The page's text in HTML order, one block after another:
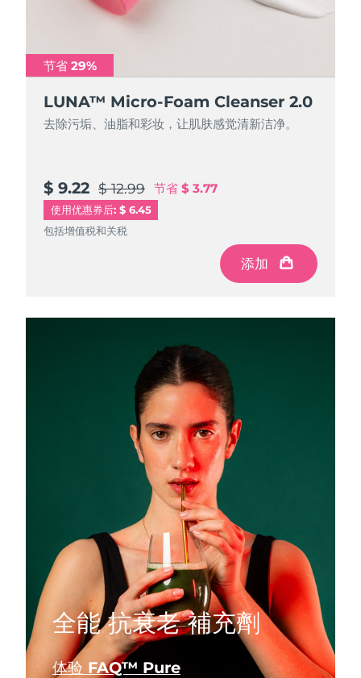
节省 29%
LUNA™ Micro-Foam Cleanser 2.0
去除污垢、油脂和彩妆，让肌肤感觉清新洁净。
$ 9.22 $ 12.99 节省 $ 3.77
使用优惠券后: $ 6.45
包括增值税和关税
添加
节省 29%
LUNA™ Micro-Foam Cleanser 2.0
去除污垢、油脂和彩妆，让肌肤感觉清新洁净。
$ 31.88 $ 44.9 节省 $ 13.02
包括增值税和关税
添加
全能 抗衰老 補充劑
体验 FAQ™ Pure